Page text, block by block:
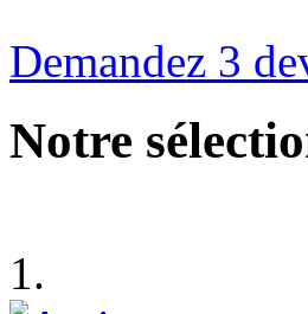
Demandez 3
Notre
1.